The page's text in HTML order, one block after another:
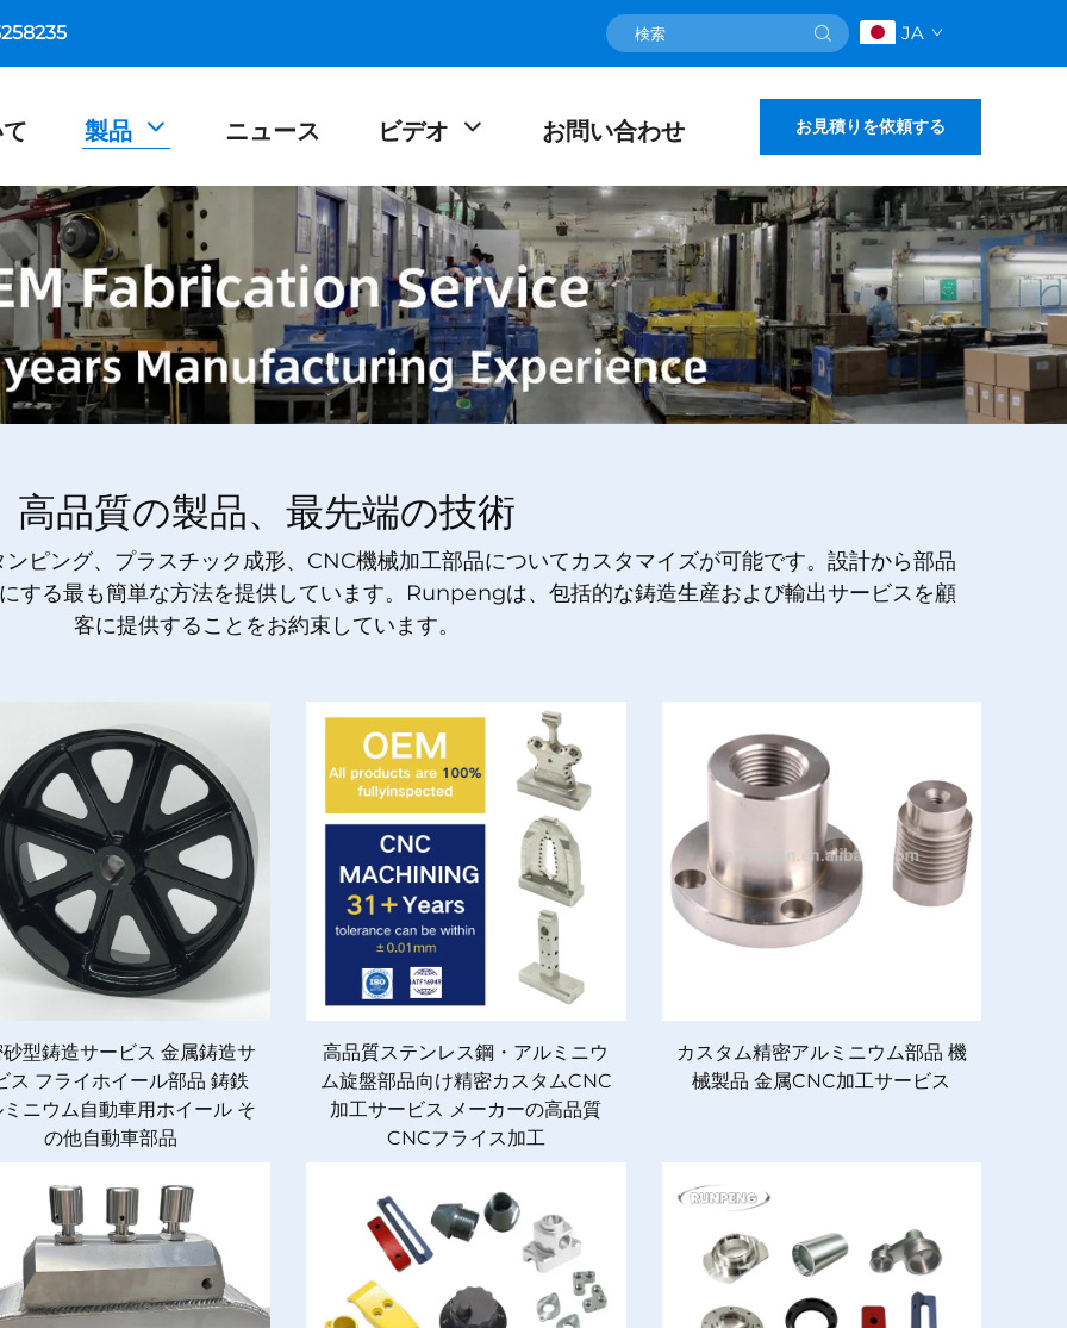
JA
製品 ニュース ビデオ お問い合わせ お見積りを依頼する
高品質の製品、最先端の技術
ピング、プラスチック成形、CNC機械加工部品についてカスタマイズが可能です。設計から部品
する最も簡単な方法を提供しています。Runpengは、包括的な鋳造生産および輸出サービスを顧
客に提供することをお約束しています。
型鋳造サービス 金属鋳造サ
ス フライホイール部品 鋳鉄
ニウム自動車用ホイール そ
の他自動車部品
高品質ステンレス鋼・アルミニウ
ム旋盤部品向け精密カスタムCNC
加工サービス メーカーの高品質
CNCフライス加工
カスタム精密アルミニウム部品 機
械製品 金属CNC加工サービス